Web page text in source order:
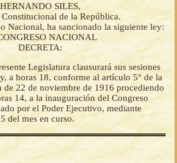
HERNANDO SILES,
Constitucional de la República.
Nacional, ha sancionado la siguiente ley:
NACIONAL
DECRETA:
Legislatura clausurará sus sesiones
a horas 18, conforme al artículo 5° de la
de 22 de noviembre de 1916 procediendo
14, a la inauguración del Congreso
por el Poder Ejecutivo, mediante
del mes en curso.